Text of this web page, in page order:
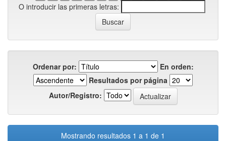
O introducir las primeras letras:
Ordenar por:
En orden:
Resultados por página
Autor/Registro:
Mostrando resultados 1 a 1 de 1